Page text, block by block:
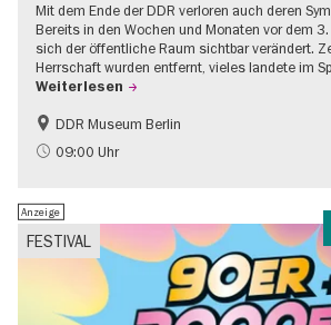
Mit dem Ende der DDR verloren auch deren
Bereits in den Wochen und Monaten vor dem
sich der öffentliche Raum sichtbar verändert.
Herrschaft wurden entfernt, vieles landete im
Weiterlesen
DDR-Geschichte
Politik & Gesellschaft
DDR Museum Berlin
09:00 Uhr
FESTIVAL
Anzeige